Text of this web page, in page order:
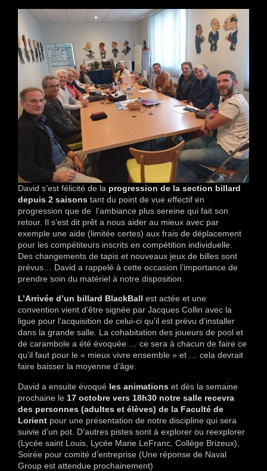
David s’est félicité de la progression de la section billard
depuis 2 saisons tant du point de vue effectif en
progression que de l’ambiance plus sereine qui fait son
retour. Il s’est dit prêt a nous aider au mieux avec par
exemple une aide (limitée certes) aux frais de déplacement
pour les compétiteurs inscrits en compétition individuelle.
Des changements de tapis et nouveaux jeux de billes sont
prévus… David a rappelé à cette occasion l’importance de
prendre soin du matériel à notre disposition.
L’Arrivée d’un billard BlackBall est actée et une
convention vient d’être signée par Jacques Collin avec la
ligue pour l’acquisition de celui-ci qu’il est prévu d’installer
dans la grande salle. La cohabitation des joueurs de pool et
de carambole a été évoquée … ce sera à chacun de faire ce
qu’il faut pour le « mieux vivre ensemble » et … cela devrait
faire baisser la moyenne d’âge.
David a ensuite évoqué les animations et dès la semaine
prochaine le 17 octobre vers 18h30 notre salle recevra
des personnes (adultes et élèves) de la Faculté de
Lorient pour une présentation de notre discipline qui sera
suivie d’un pot. D’autres pistes sont à explorer ou reexplorer
(Lycée saint Louis, Lycée Marie LeFranc, Collège Brizeux),
Soirée pour comité d’entreprise (Une réponse de Naval
Group est attendue prochainement)